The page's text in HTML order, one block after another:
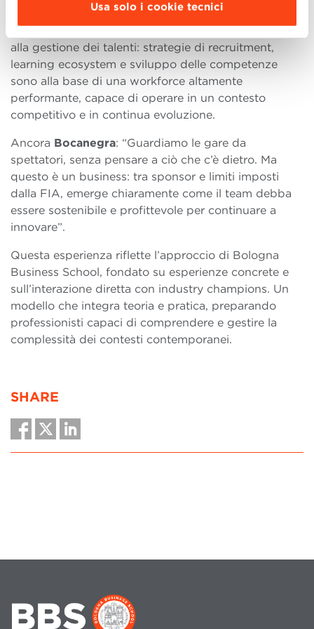
Usa solo i cookie tecnici
Infine,Ilaria Samorini, HR, ha condiviso l’approccio
alla gestione dei talenti: strategie di recruitment,
learning ecosystem e sviluppo delle competenze
sono alla base di una workforce altamente
performante, capace di operare in un contesto
competitivo e in continua evoluzione.
Ancora Bocanegra: “Guardiamo le gare da
spettatori, senza pensare a ciò che c’è dietro. Ma
questo è un business: tra sponsor e limiti imposti
dalla FIA, emerge chiaramente come il team debba
essere sostenibile e profittevole per continuare a
innovare”.
Questa esperienza riflette l’approccio di Bologna
Business School, fondato su esperienze concrete e
sull’interazione diretta con industry champions. Un
modello che integra teoria e pratica, preparando
professionisti capaci di comprendere e gestire la
complessità dei contesti contemporanei.
SHARE